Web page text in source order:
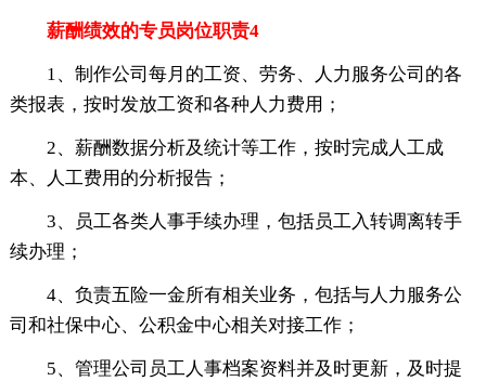
薪酬绩效的专员岗位职责4
1、制作公司每月的工资、劳务、人力服务公司的各
类报表，按时发放工资和各种人力费用；
2、薪酬数据分析及统计等工作，按时完成人工成
本、人工费用的分析报告；
3、员工各类人事手续办理，包括员工入转调离转手
续办理；
4、负责五险一金所有相关业务，包括与人力服务公
司和社保中心、公积金中心相关对接工作；
5、管理公司员工人事档案资料并及时更新，及时提